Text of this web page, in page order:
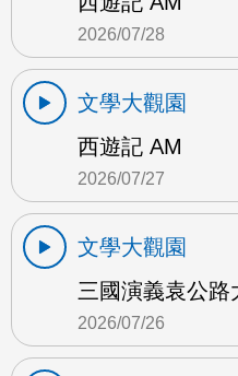
2026/07/28
文學大觀園
西遊記 AM
2026/07/27
文學大觀園
三國演義袁公路
2026/07/26